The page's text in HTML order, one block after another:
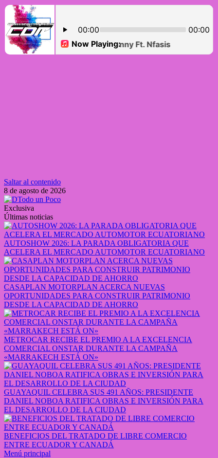
Saltar al contenido
8 de agosto de 2026
Exclusiva
Últimas noticias
AUTOSHOW 2026: LA PARADA OBLIGATORIA QUE
ACELERA EL MERCADO AUTOMOTOR ECUATORIANO
CASAPLAN MOTORPLAN ACERCA NUEVAS
OPORTUNIDADES PARA CONSTRUIR PATRIMONIO
DESDE LA CAPACIDAD DE AHORRO
METROCAR RECIBE EL PREMIO A LA EXCELENCIA
COMERCIAL ONSTAR DURANTE LA CAMPAÑA
«MARRAKECH ESTÁ ON»
GUAYAQUIL CELEBRA SUS 491 AÑOS: PRESIDENTE
DANIEL NOBOA RATIFICA OBRAS E INVERSIÓN PARA
EL DESARROLLO DE LA CIUDAD
BENEFICIOS DEL TRATADO DE LIBRE COMERCIO
ENTRE ECUADOR Y CANADÁ
Menú principal